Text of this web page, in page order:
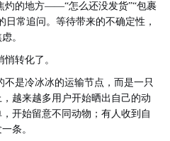
灼的地方——“怎么还没发货”“包裹
常追问。等待带来的不确定性，
。
转化了。
不是冷冰冰的运输节点，而是一只
越来越多用户开始晒出自己的动
开始留意不同动物；有人收到自
条。